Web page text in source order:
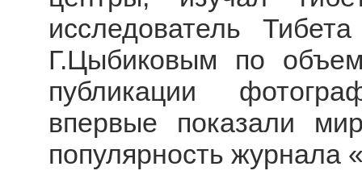
исследователь
Г.Цыбиковым по
публикации
впервые показали
популярность журнала